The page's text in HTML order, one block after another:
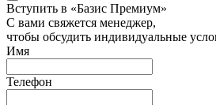
Вступить в «Базис Премиум»
С вами свяжется менеджер,
чтобы обсудить индивидуальные
Имя
Телефон